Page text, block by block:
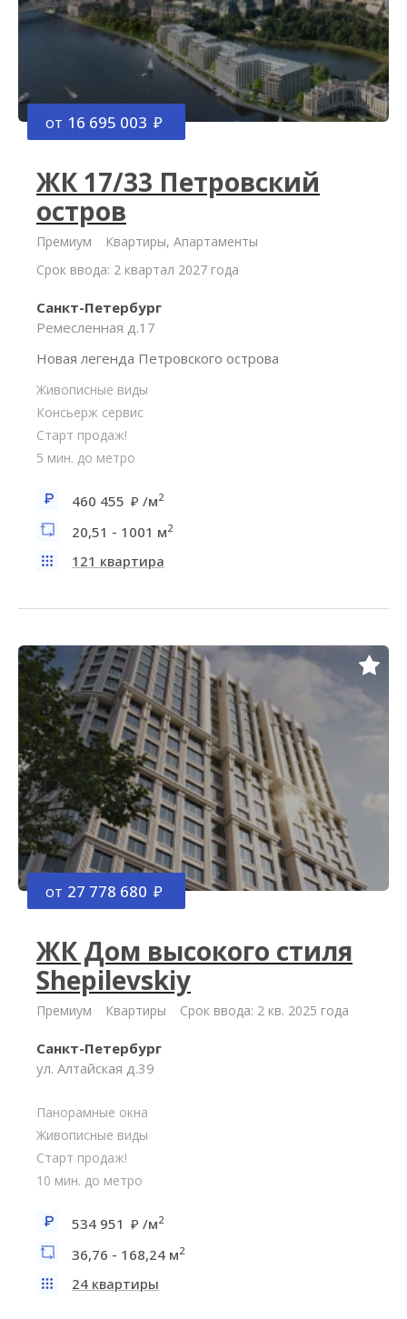
от 16 695 003
ЖК 17/33 Петровский
остров
Премиум
Квартиры, Апартаменты
Срок ввода: 2 квартал 2027 года
Санкт-Петербург
Ремесленная д.17
Новая легенда Петровского острова
Живописные виды
Консьерж сервис
Старт продаж!
5 мин. до метро
460 455 /м2
20,51 - 1001 м2
121 квартира
от 27 778 680
ЖК Дом высокого стиля
Shepilevskiy
Премиум Квартиры Срок ввода: 2 кв. 2025 года
Санкт-Петербург
ул. Алтайская д.39
Панорамные окна
Живописные виды
Старт продаж!
10 мин. до метро
534 951 /м2
36,76 - 168,24 м2
24 квартиры